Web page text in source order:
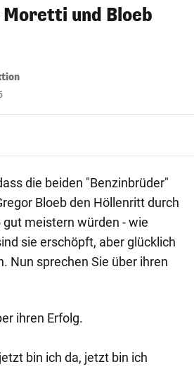
und Bloeb
die beiden "Benzinbrüder"
Bloeb den Höllenritt durch
meistern würden - wie
sie erschöpft, aber glücklich
Nun sprechen Sie über ihren
ihren Erfolg.
bin ich da, jetzt bin ich